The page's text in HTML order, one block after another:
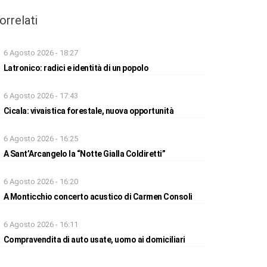
6 Agosto 2026 - 18:27
Latronico: radici e identità di un popolo
6 Agosto 2026 - 17:43
Cicala: vivaistica forestale, nuova opportunità
6 Agosto 2026 - 16:25
A Sant’Arcangelo la “Notte Gialla Coldiretti”
6 Agosto 2026 - 16:20
A Monticchio concerto acustico di Carmen Consoli
6 Agosto 2026 - 16:11
Compravendita di auto usate, uomo ai domiciliari